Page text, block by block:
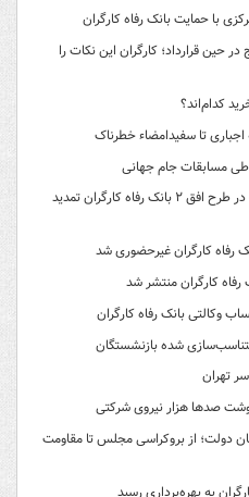
با حمایت بانک رفاه کارگران
قرارداد؛ کارگران این نکات را
کدام‌اند؟
طی مسابقات جام جهانی
مهلت افتتاح حساب و پرداخت تسهیلات در طرح افق ۲ بانک رفاه کارگران تمدید
رفاه کارگران غیرحضوری شد
رفاه کارگران منتشر شد
وکالتی بانک رفاه کارگران
شده بازنشستگان
تهران
صدها هزار نیروی شرکتی
دولت؛ از بروکراسی مجلس تا مقاومت
به بهره‌برداری رسید